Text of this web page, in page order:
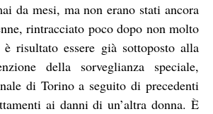
da mesi, ma non erano stati ancora
rintracciato poco dopo non molto
è risultato essere già sottoposto alla
della sorveglianza speciale,
di Torino a seguito di precedenti
ai danni di un’altra donna. È